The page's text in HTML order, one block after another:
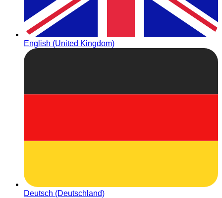
English (United Kingdom)
Deutsch (Deutschland)